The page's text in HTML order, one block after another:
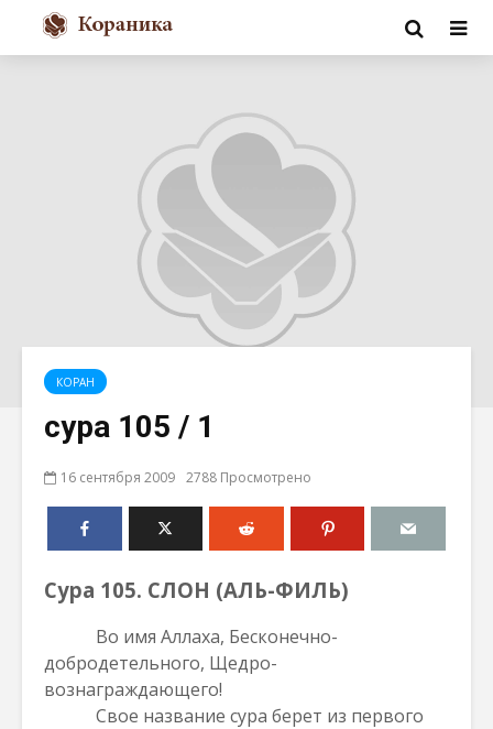
КОРАН
сура 105 / 1
16 сентября 2009 2788 Просмотрено
Сура 105. СЛОН (АЛЬ-ФИЛЬ)
Во имя Аллаха, Бесконечно-
добродетельного, Щедро-
вознаграждающего!
Свое название сура берет из первого